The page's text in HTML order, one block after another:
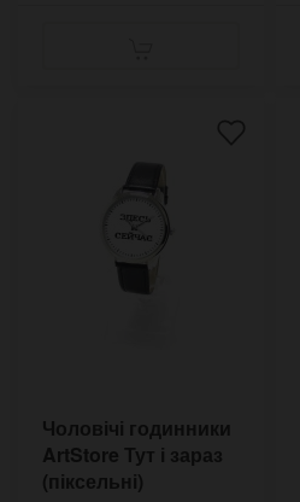
Чоловічі годинники
ArtStore Тут і зараз
(піксельні)